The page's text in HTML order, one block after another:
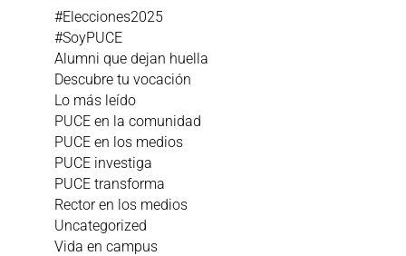
#Elecciones2025
#SoyPUCE
Alumni que dejan huella
Descubre tu vocación
Lo más leído
PUCE en la comunidad
PUCE en los medios
PUCE investiga
PUCE transforma
Rector en los medios
Uncategorized
Vida en campus